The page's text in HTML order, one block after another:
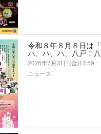
令和８年８月８日は
ハ、ハ、ハ、八戸！
2026年7月31日(金)13:59
ニュース